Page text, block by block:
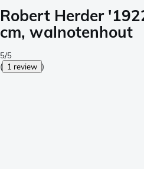
Robert Herder
cm, walnotenhout
5/5
( 1 review )